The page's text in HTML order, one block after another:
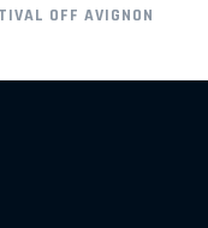
OFF AVIGNON